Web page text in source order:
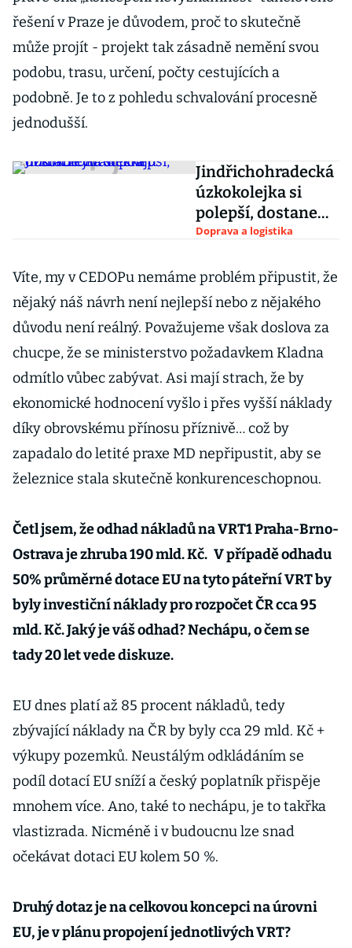
řešení v Praze je důvodem, proč to skutečně
může projít - projekt tak zásadně nemění svou
podobu, trasu, určení, počty cestujících a
podobně. Je to z pohledu schvalování procesně
jednodušší.
Jindřichohradecká
úzkokolejka si
polepší, dostane
víc od krajů
Doprava a logistika
Víte, my v CEDOPu nemáme problém připustit, že
nějaký náš návrh není nejlepší nebo z nějakého
důvodu není reálný. Považujeme však doslova za
chucpe, že se ministerstvo požadavkem Kladna
odmítlo vůbec zabývat. Asi mají strach, že by
ekonomické hodnocení vyšlo i přes vyšší náklady
díky obrovskému přínosu příznivě… což by
zapadalo do letité praxe MD nepřipustit, aby se
železnice stala skutečně konkurenceschopnou.
Četl jsem, že odhad nákladů na VRT1 Praha-Brno-
Ostrava je zhruba 190 mld. Kč. V případě odhadu
50% průměrné dotace EU na tyto páteřní VRT by
byly investiční náklady pro rozpočet ČR cca 95
mld. Kč. Jaký je váš odhad? Nechápu, o čem se
tady 20 let vede diskuze.
EU dnes platí až 85 procent nákladů, tedy
zbývající náklady na ČR by byly cca 29 mld. Kč +
výkupy pozemků. Neustálým odkládáním se
podíl dotací EU sníží a český poplatník přispěje
mnohem více. Ano, také to nechápu, je to takřka
vlastizrada. Nicméně i v budoucnu lze snad
očekávat dotaci EU kolem 50 %.
Druhý dotaz je na celkovou koncepci na úrovni
EU, je v plánu propojení jednotlivých VRT?